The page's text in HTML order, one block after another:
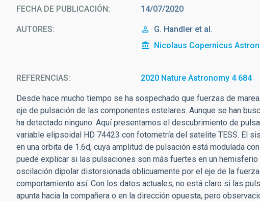
FECHA DE PUBLICACIÓN 14/07/2020
AUTORES
G. Handler et al.
Nicolaus Copernicus
REFERENCIAS 2020 Nature Astronomy 4 684
Desde hace mucho tiempo se ha sospechado que fuerzas de
eje de pulsación de las componentes estelares. Aunque se han
ha detectado ninguno. Aquí presentamos el descubrimiento de
variable elipsoidal HD 74423 con fotometría del satelite TESS. El
en una orbita de 1.6d, cuya amplitud de pulsación está modulada
puede explicar si las pulsaciones son más fuertes en un
oscilación dipolar distorsionada oblicuamente por el eje de la
comportamiento así. Con los datos actuales, no está claro si las
apunta hacia la compañera o en la dirección opuesta, pero